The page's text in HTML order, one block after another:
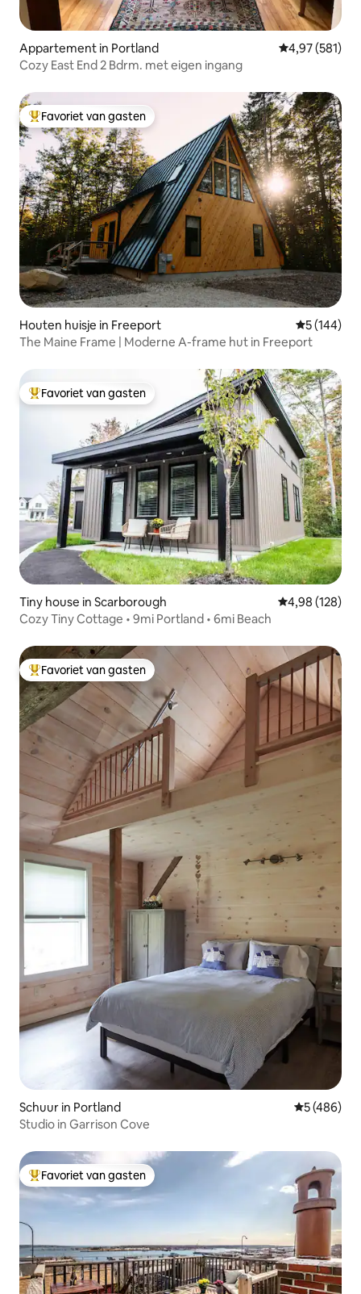
Appartement in Portland Gemiddelde
4,97 (581)
Cozy East End 2 Bdrm. met eigen ingang
Topfavoriet van gasten
Favoriet van gasten
Houten huisje in Freeport
5 (144)
The Maine Frame | Moderne A-frame hut in Freeport
Topfavoriet van gasten
Favoriet van gasten
Tiny house in Scarborough Gemiddelde
4,98 (128)
Cozy Tiny Cottage • 9mi Portland • 6mi Beach
Topfavoriet van gasten
Favoriet van gasten
Schuur in Portland
5 (486)
Studio in Garrison Cove
Topfavoriet van gasten
Favoriet van gasten